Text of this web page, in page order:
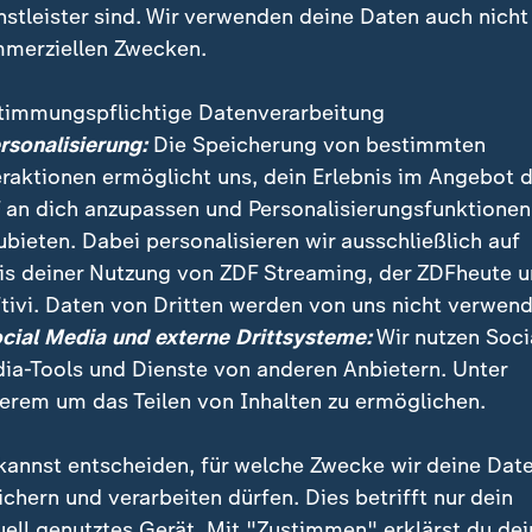
im Kongo wird vom Virus stark
die Zahl der Toten. Und doch hält sich
"Fake".
sind. Wir verwenden deine Daten auch nicht
Zwecken.
Datenverarbeitung
Die Speicherung von bestimmten
ermöglicht uns, dein Erlebnis im Angebot
an dich anzupassen und Personalisierungsfunktionen
Dabei personalisieren wir ausschließlich auf
deiner Nutzung von ZDF Streaming, der ZDFheute
Daten von Dritten werden von uns nicht
Media und externe Drittsysteme:Wir nutzen
Tools und Dienste von anderen Anbietern. Unter
um das Teilen von Inhalten zu ermöglichen.
entscheiden, für welche Zwecke wir deine
und verarbeiten dürfen. Dies betrifft nur dein